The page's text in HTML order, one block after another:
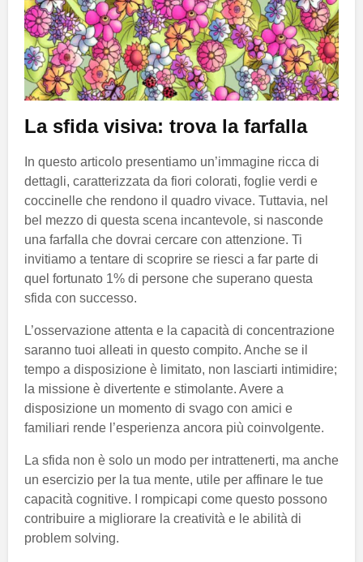
La sfida visiva: trova la farfalla
In questo articolo presentiamo un’immagine ricca di
dettagli, caratterizzata da fiori colorati, foglie verdi e
coccinelle che rendono il quadro vivace. Tuttavia, nel
bel mezzo di questa scena incantevole, si nasconde
una farfalla che dovrai cercare con attenzione. Ti
invitiamo a tentare di scoprire se riesci a far parte di
quel fortunato 1% di persone che superano questa
sfida con successo.
L’osservazione attenta e la capacità di concentrazione
saranno tuoi alleati in questo compito. Anche se il
tempo a disposizione è limitato, non lasciarti intimidire;
la missione è divertente e stimolante. Avere a
disposizione un momento di svago con amici e
familiari rende l’esperienza ancora più coinvolgente.
La sfida non è solo un modo per intrattenerti, ma anche
un esercizio per la tua mente, utile per affinare le tue
capacità cognitive. I rompicapi come questo possono
contribuire a migliorare la creatività e le abilità di
problem solving.